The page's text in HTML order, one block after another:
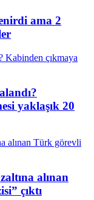
ama 2
yaklaşık 20
alınan
çıktı